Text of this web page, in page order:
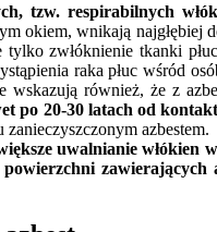
tzw. respirabilnych
okiem, wnikają najgłębiej
zwłóknienie tkanki
raka płuc wśród
również, że z
po 20-30 latach od
azbestem.
uwalnianie włókien
zawierających